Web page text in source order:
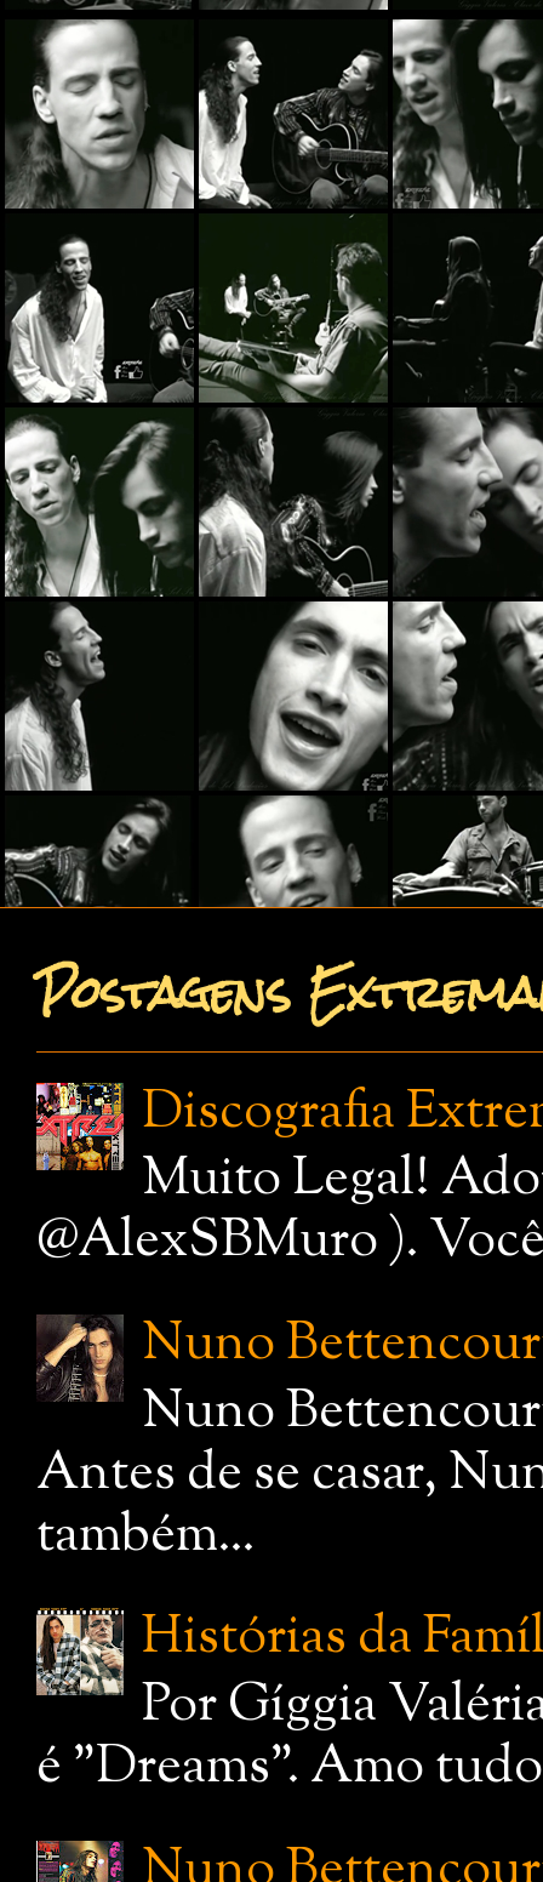
Postagens
Discografia
Muito Legal!
@AlexSBMuro ).
Nuno
Nuno
Antes de se casar,
também...
Histórias da
Por Gíggia
é "Dreams". Amo